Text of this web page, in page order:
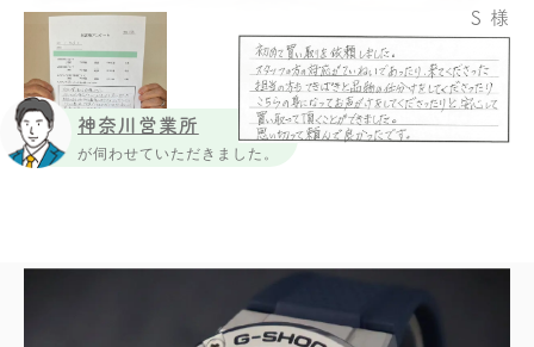
神奈川営業所
が伺わせていただきました。
S 様
買取実績一覧